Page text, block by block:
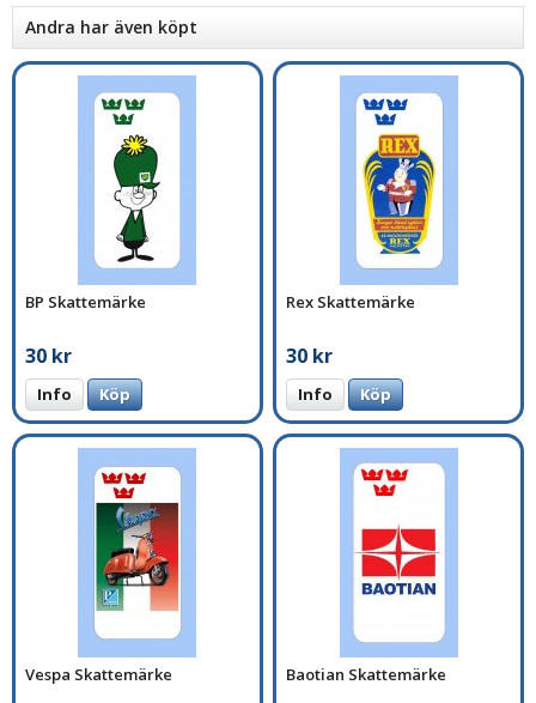
Andra har även köpt
BP Skattemärke
30 kr
Info Köp
Rex Skattemärke
30 kr
Info Köp
Vespa Skattemärke Baotian Skattemärke